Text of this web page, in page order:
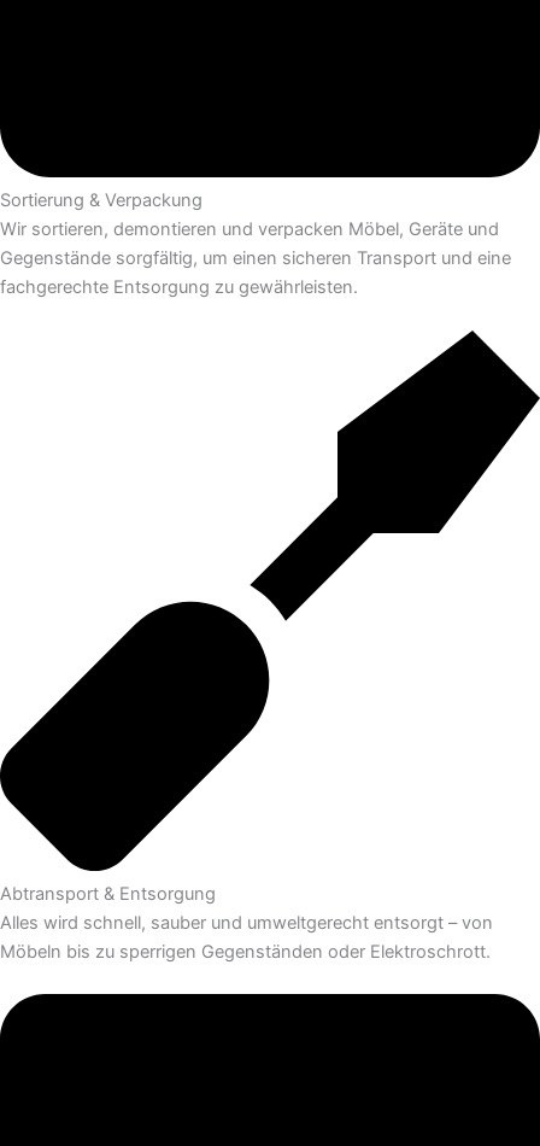
Sortierung & Verpackung
Wir sortieren, demontieren und verpacken Möbel, Geräte und
Gegenstände sorgfältig, um einen sicheren Transport und eine
fachgerechte Entsorgung zu gewährleisten.
Abtransport & Entsorgung
Alles wird schnell, sauber und umweltgerecht entsorgt – von
Möbeln bis zu sperrigen Gegenständen oder Elektroschrott.